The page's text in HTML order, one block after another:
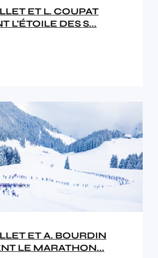
ET L. COUPAT
L'ÉTOILE DES S...
ET A. BOURDIN
LE MARATHON...